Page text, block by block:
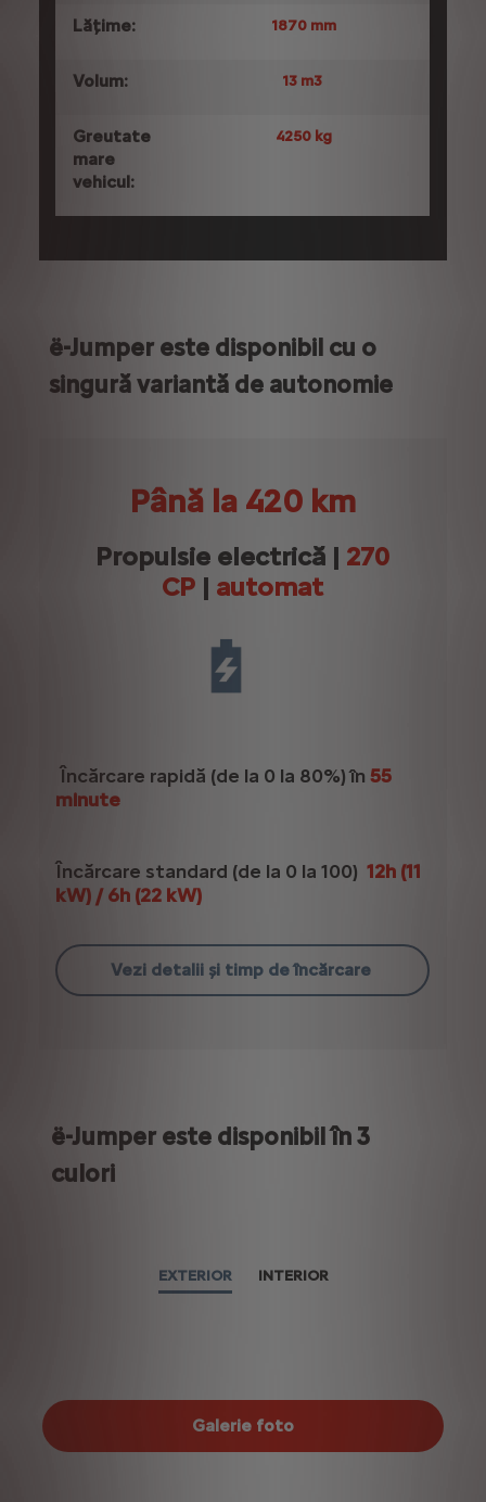
Lățime: 1870 mm
Volum: 13 m3
Greutate
mare
vehicul:
4250 kg
ë-Jumper este disponibil cu o
singură variantă de autonomie
Până la 420 km
Propulsie electrică | 270
CP | automat
Încărcare rapidă (de la 0 la 80%) în 55
minute
Încărcare standard (de la 0 la 100) 12h (11
kW) / 6h (22 kW)
Vezi detalii și timp de încărcare
ë-Jumper este disponibil în 3
culori
EXTERIOR INTERIOR
Galerie foto